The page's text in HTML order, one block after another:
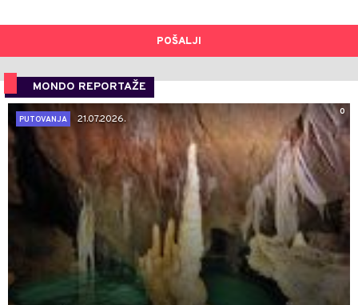
POŠALJI
MONDO REPORTAŽE
0
PUTOVANJA
21.07.2026.